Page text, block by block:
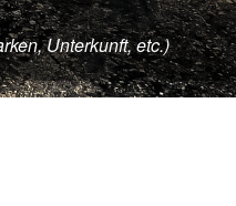
Unterkunft, etc.)